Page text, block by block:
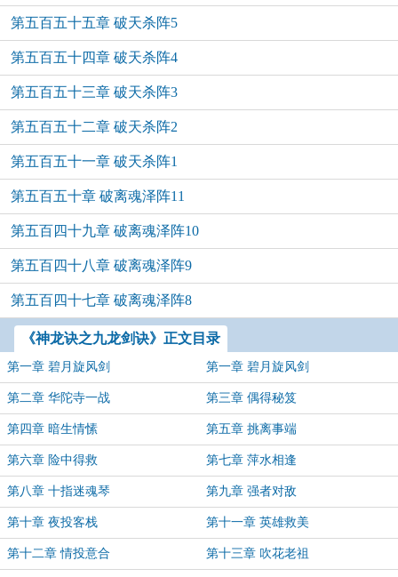
第五百五十五章 破天杀阵5
第五百五十四章 破天杀阵4
第五百五十三章 破天杀阵3
第五百五十二章 破天杀阵2
第五百五十一章 破天杀阵1
第五百五十章 破离魂泽阵11
第五百四十九章 破离魂泽阵10
第五百四十八章 破离魂泽阵9
第五百四十七章 破离魂泽阵8
《神龙诀之九龙剑诀》正文目录
第一章 碧月旋风剑 第一章 碧月旋风剑
第二章 华陀寺一战 第三章 偶得秘笈
第四章 暗生情愫 第五章 挑离事端
第六章 险中得救 第七章 萍水相逢
第八章 十指迷魂琴 第九章 强者对敌
第十章 夜投客栈 第十一章 英雄救美
第十二章 情投意合 第十三章 吹花老祖